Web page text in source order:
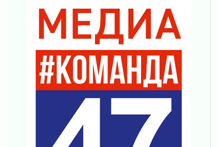
03 августа 2026
Поддержка волонтерских объединений
03 августа 2026
Ладожский мост полностью закроют на два
часа
03 августа 2026
Музеи Ленобласти обновляют пространства
03 августа 2026
Новая площадка: 2027
Часть медиков в Ленобласти сможет
рассчитывать на доплату от региона
03 августа 2026